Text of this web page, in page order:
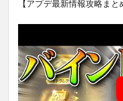
【アプデ最新情報攻略まと